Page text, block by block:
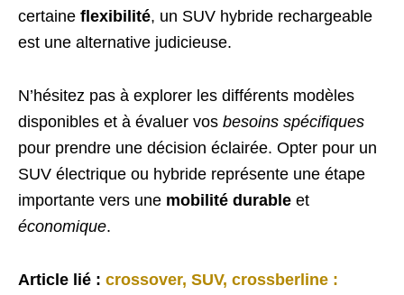
certaine flexibilité, un SUV hybride rechargeable
est une alternative judicieuse.
N’hésitez pas à explorer les différents modèles
disponibles et à évaluer vos besoins spécifiques
pour prendre une décision éclairée. Opter pour un
SUV électrique ou hybride représente une étape
importante vers une mobilité durable et
économique.
Article lié : crossover, SUV, crossberline :